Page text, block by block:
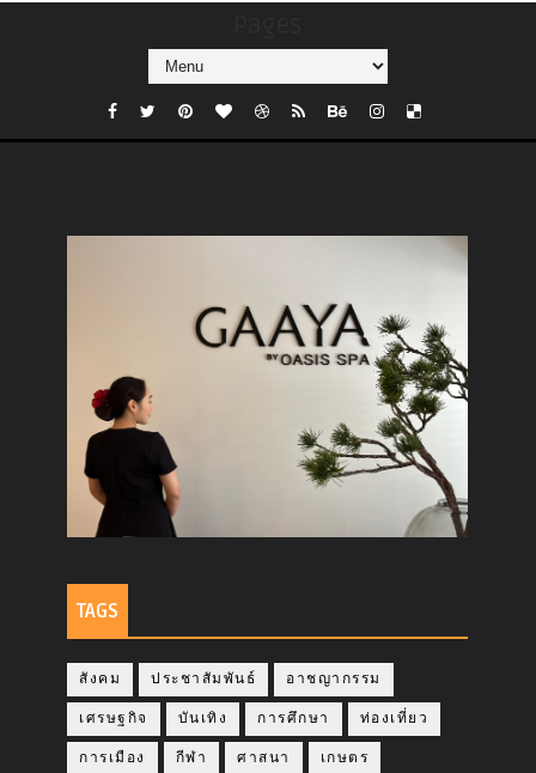
TAGS
สังคม ประชาสัมพันธ์ อาชญากรรม
เศรษฐกิจ บันเทิง การศึกษา ท่องเที่ยว
การเมือง กีฬา ศาสนา เกษตร